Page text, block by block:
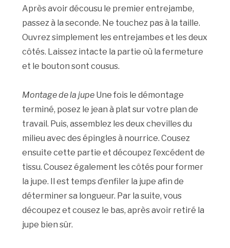
Après avoir décousu le premier entrejambe,
passez à la seconde. Ne touchez pas à la taille.
Ouvrez simplement les entrejambes et les deux
côtés. Laissez intacte la partie où la fermeture
et le bouton sont cousus.
Montage de la jupe Une fois le démontage
terminé, posez le jean à plat sur votre plan de
travail. Puis, assemblez les deux chevilles du
milieu avec des épingles à nourrice. Cousez
ensuite cette partie et découpez l’excédent de
tissu. Cousez également les côtés pour former
la jupe. Il est temps d’enfiler la jupe afin de
déterminer sa longueur. Par la suite, vous
découpez et cousez le bas, après avoir retiré la
jupe bien sûr.